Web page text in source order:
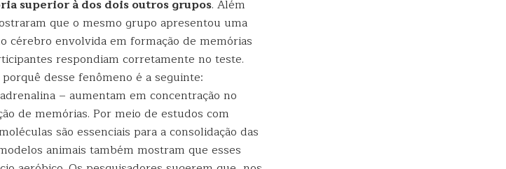
superior à dos dois outros grupos. Além
que o mesmo grupo apresentou uma
cérebro envolvida em formação de memórias
respondiam corretamente no teste.
desse fenômeno é a seguinte:
– aumentam em concentração no
de memórias. Por meio de estudos com
são essenciais para a consolidação das
animais também mostram que esses